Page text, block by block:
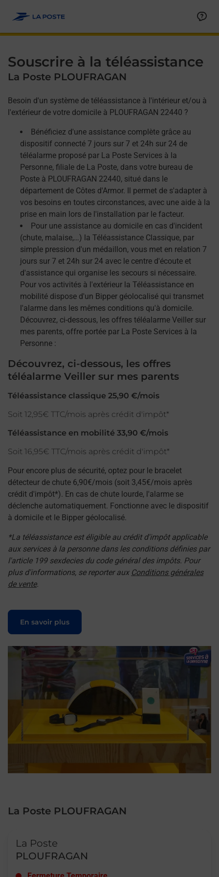
Souscrire à la téléassistance
La Poste PLOUFRAGAN
Besoin d'un système de téléassistance à l'intérieur et/ou à
l'extérieur de votre domicile à PLOUFRAGAN 22440 ?
Bénéficiez d'une assistance complète grâce au
dispositif connecté 7 jours sur 7 et 24h sur 24 de
téléalarme proposé par La Poste Services à la
Personne, filiale de La Poste, dans votre bureau de
Poste à PLOUFRAGAN 22440, situé dans le
département de Côtes d'Armor. Il permet de s'adapter à
vos besoins en toutes circonstances, avec une aide à la
prise en main lors de l'installation par le facteur.
Pour une assistance au domicile en cas d'incident
(chute, malaise,…) la Téléassistance Classique, par
simple pression d'un médaillon, vous met en relation 7
jours sur 7 et 24h sur 24 avec le centre d'écoute et
d'assistance qui organise les secours si nécessaire.
Pour vos activités à l'extérieur la Téléassistance en
mobilité dispose d'un Bipper géolocalisé qui transmet
l'alarme dans les mêmes conditions qu'à domicile.
Découvrez, ci-dessous, les offres téléalarme Veiller sur
mes parents, offre portée par La Poste Services à la
Personne :
Découvrez, ci-dessous, les offres
téléalarme Veiller sur mes parents
Téléassistance classique 25,90 €/mois
Soit 12,95€ TTC/mois après crédit d'impôt*
Téléassistance en mobilité 33,90 €/mois
Soit 16,95€ TTC/mois après crédit d'impôt*
Pour encore plus de sécurité, optez pour le bracelet
détecteur de chute 6,90€/mois (soit 3,45€/mois après
crédit d'impôt*). En cas de chute lourde, l'alarme se
déclenche automatiquement. Fonctionne avec le dispositif
à domicile et le Bipper géolocalisé.
*La téléassistance est éligible au crédit d'impôt applicable
aux services à la personne dans les conditions définies par
l'article 199 sexdecies du code général des impôts. Pour
plus d'informations, se reporter aux Conditions générales
de vente.
En savoir plus
Le lien s'ouvre dans un nouvel onglet
La Poste PLOUFRAGAN
La Poste
PLOUFRAGAN